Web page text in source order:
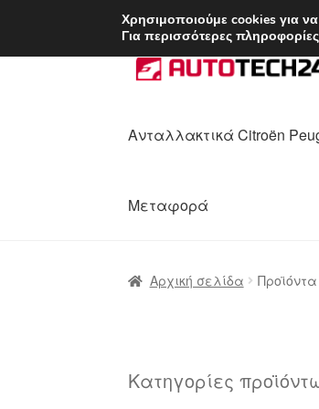
Απευθείας
μετάβαση
πλοήγηση
Μετάβαση
σε
Ανταλλακτικά Citroën
Μεταφορά
Αρχική σελίδα Προϊόντα
Κατηγορίες
Χρησιμοποιούμε cookies για
Για περισσότερες